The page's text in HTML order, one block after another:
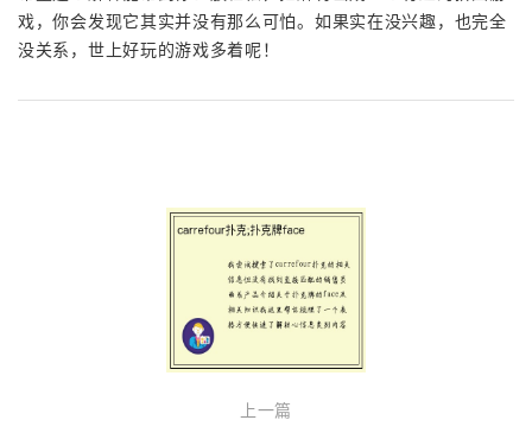
戏，你会发现它其实并没有那么可怕。如果实在没兴趣，也完全
没关系，世上好玩的游戏多着呢！
上一篇